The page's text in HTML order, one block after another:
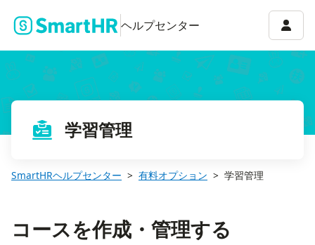
ヘルプセンター アカ
学習管理
SmartHRヘルプセンター 有料オプション 学習管理
コースを作成・管理する